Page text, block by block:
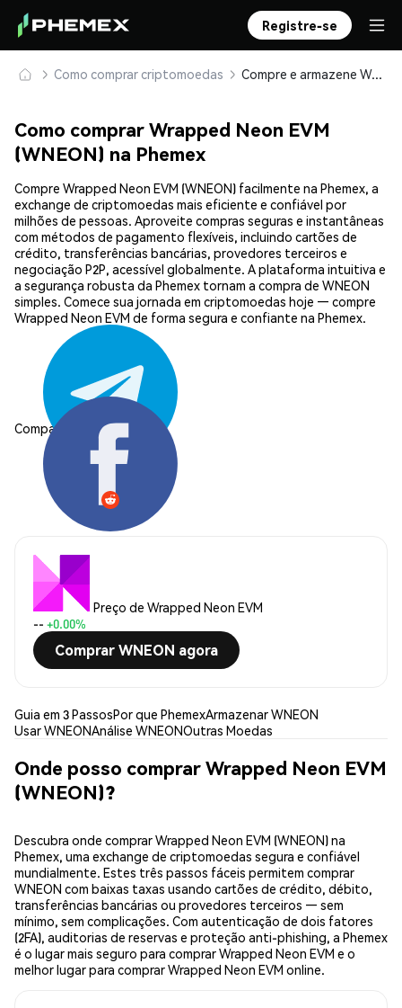
Registre-se
Como comprar criptomoedas Compre e armazene Wrapped Neon EVM (WNEON) com segurança
Como comprar Wrapped Neon EVM
(WNEON) na Phemex
Compre Wrapped Neon EVM (WNEON) facilmente na Phemex, a
exchange de criptomoedas mais eficiente e confiável por
milhões de pessoas. Aproveite compras seguras e instantâneas
com métodos de pagamento flexíveis, incluindo cartões de
crédito, transferências bancárias, provedores terceiros e
negociação P2P, acessível globalmente. A plataforma intuitiva e
a segurança robusta da Phemex tornam a compra de WNEON
simples. Comece sua jornada em criptomoedas hoje — compre
Wrapped Neon EVM de forma segura e confiante na Phemex.
Compartilhar:
Preço de Wrapped Neon EVM
-- +0.00%
Comprar WNEON agora
Guia em 3 PassosPor que PhemexArmazenar WNEON
Usar WNEONAnálise WNEONOutras Moedas
Onde posso comprar Wrapped Neon EVM
(WNEON)?
Descubra onde comprar Wrapped Neon EVM (WNEON) na
Phemex, uma exchange de criptomoedas segura e confiável
mundialmente. Estes três passos fáceis permitem comprar
WNEON com baixas taxas usando cartões de crédito, débito,
transferências bancárias ou provedores terceiros — sem
mínimo, sem complicações. Com autenticação de dois fatores
(2FA), auditorias de reservas e proteção anti-phishing, a Phemex
é o lugar mais seguro para comprar Wrapped Neon EVM e o
melhor lugar para comprar Wrapped Neon EVM online.